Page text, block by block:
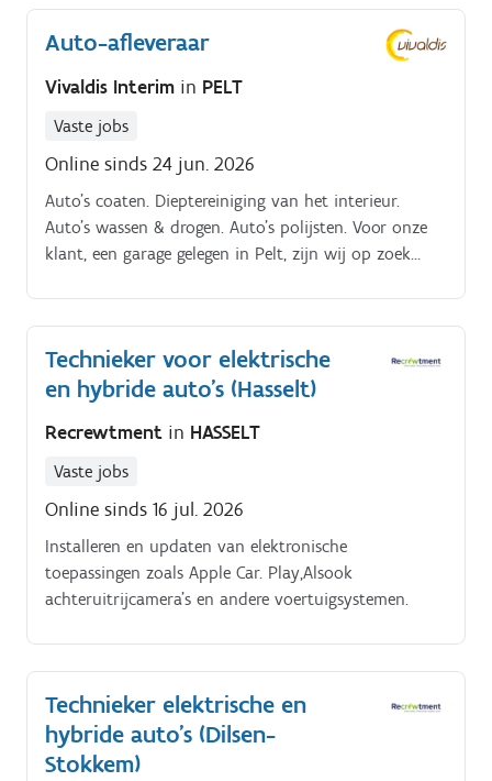
Auto-afleveraar
Vivaldis Interim in PELT
Vaste jobs
Online sinds 24 jun. 2026
Auto's coaten. Dieptereiniging van het interieur.
Auto's wassen & drogen. Auto's polijsten. Voor onze
klant, een garage gelegen in Pelt, zijn wij op zoek
binnen deze functie?
Technieker voor elektrische
en hybride auto's (Hasselt)
Recrewtment in HASSELT
Vaste jobs
Online sinds 16 jul. 2026
Installeren en updaten van elektronische
toepassingen zoals Apple Car. Play,Alsook
achteruitrijcamera's en andere voertuigsystemen.
Technieker elektrische en
hybride auto's (Dilsen-
Stokkem)